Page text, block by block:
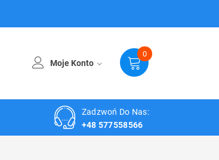
0
Moje Konto
Zadzwoń Do Nas:
+48 577558566